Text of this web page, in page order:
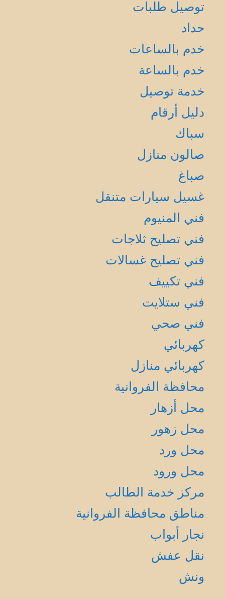
توصيل طلبات
حداد
خدم بالساعات
خدم بالساعة
خدمة توصيل
دليل أرقام
سباك
صالون منازل
صباغ
غسيل سيارات متنقل
فني المنيوم
فني تصليح ثلاجات
فني تصليح غسالات
فني تكييف
فني ستلايت
فني صحي
كهربائي
كهربائي منازل
محافظة الفروانية
محل أزهار
محل زهور
محل ورد
محل ورود
مركز خدمة الطالب
مناطق محافظة الفروانية
نجار أبواب
نقل عفش
ونش